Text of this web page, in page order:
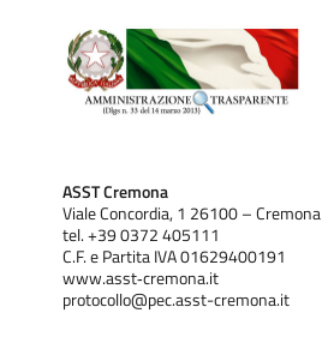
ASST Cremona
Viale Concordia, 1 26100 – Cremona
tel. +39 0372 405111
C.F. e Partita IVA 01629400191
www.asst‐cremona.it
protocollo@pec.asst-cremona.it